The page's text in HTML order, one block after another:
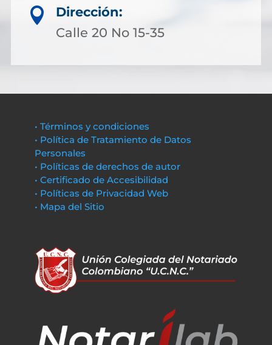

Dirección:
Calle 20 No 15-35
• Términos y condiciones
• Política de Tratamiento de Datos
Personales
• Políticas de derechos de autor
• Certificado de Accesibilidad
• Políticas de Privacidad Web
• Mapa del Sitio